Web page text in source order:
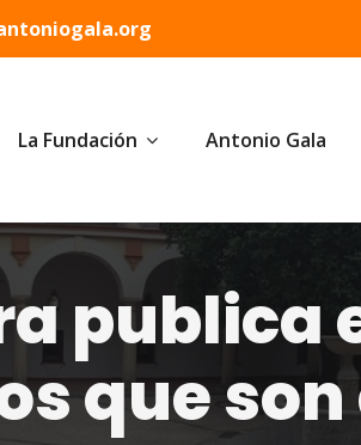
La Fundación Antonio Gala
publica
que